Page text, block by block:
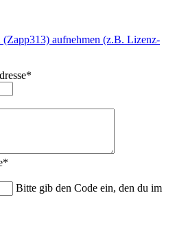
aufnehmen (z.B. Lizenz-
*
*
Bitte gib den Code ein, den du im